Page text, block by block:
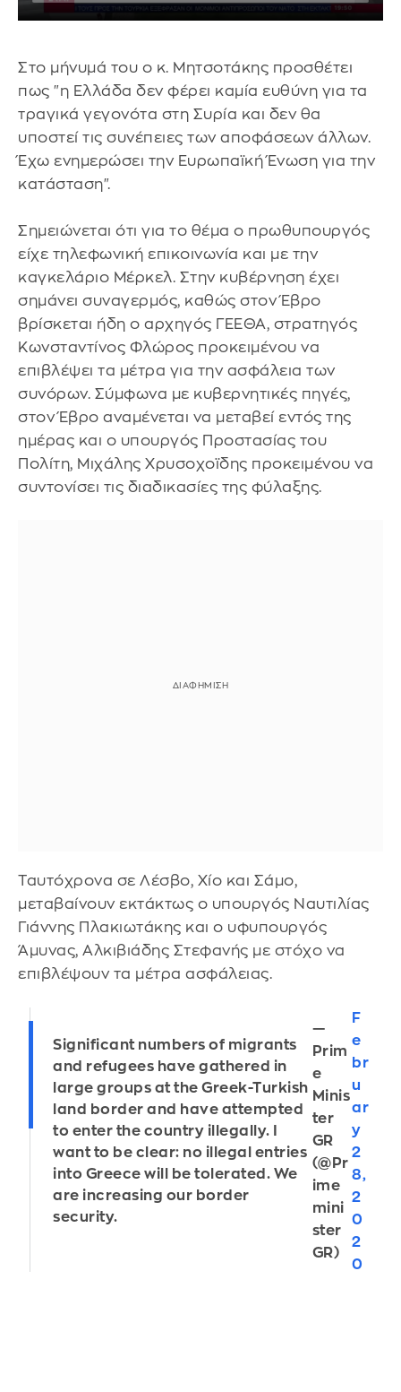
Στο μήνυμά του ο κ. Μητσοτάκης προσθέτει
πως "η Ελλάδα δεν φέρει καμία ευθύνη για τα
τραγικά γεγονότα στη Συρία και δεν θα
υποστεί τις συνέπειες των αποφάσεων άλλων.
Έχω ενημερώσει την Ευρωπαϊκή Ένωση για την
κατάσταση".
Σημειώνεται ότι για το θέμα ο πρωθυπουργός
είχε τηλεφωνική επικοινωνία και με την
καγκελάριο Μέρκελ. Στην κυβέρνηση έχει
σημάνει συναγερμός, καθώς στον Έβρο
βρίσκεται ήδη ο αρχηγός ΓΕΕΘΑ, στρατηγός
Κωνσταντίνος Φλώρος προκειμένου να
επιβλέψει τα μέτρα για την ασφάλεια των
συνόρων. Σύμφωνα με κυβερνητικές πηγές,
στον Έβρο αναμένεται να μεταβεί εντός της
ημέρας και ο υπουργός Προστασίας του
Πολίτη, Μιχάλης Χρυσοχοϊδης προκειμένου να
συντονίσει τις διαδικασίες της φύλαξης.
Ταυτόχρονα σε Λέσβο, Χίο και Σάμο,
μεταβαίνουν εκτάκτως ο υπουργός Ναυτιλίας
Γιάννης Πλακιωτάκης και ο υφυπουργός
Άμυνας, Αλκιβιάδης Στεφανής με στόχο να
επιβλέψουν τα μέτρα ασφάλειας.
Significant numbers of migrants
and refugees have gathered in
large groups at the Greek-Turkish
land border and have attempted
to enter the country illegally. I
want to be clear: no illegal entries
into Greece will be tolerated. We
are increasing our border
security.
—
Prim
e
Minis
ter
GR
(@Pr
ime
mini
ster
GR)
F
e
br
u
ar
y
2
8,
2
0
2
0